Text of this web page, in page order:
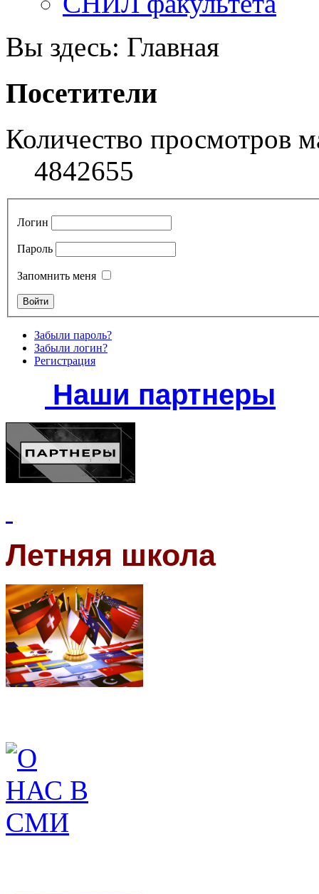
Вы здесь: Главная
Посетители
Количество просмотров
4842655
Логин
Пароль
Запомнить меня
Забыли пароль?
Забыли логин?
Регистрация
Наши партнеры
Летняя школа